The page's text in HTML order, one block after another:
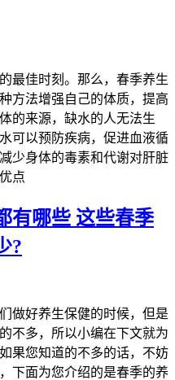
最佳时刻。那么，春季养生
方法增强自己的体质，提高
的来源，缺水的人无法生
可以预防疾病，促进血液循
少身体的毒素和代谢对肝脏
点
有哪些 这些春季
?
做好养生保健的时候，但是
不多，所以小编在下文就为
果您知道的不多的话，不妨
下面为您介绍的是春季的养